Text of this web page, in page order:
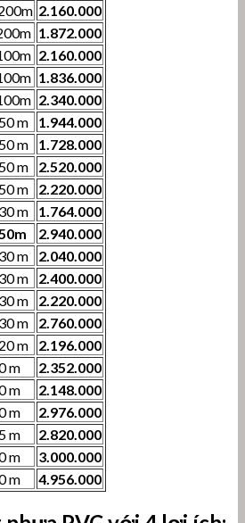
2.160.000
1.872.000
2.160.000
1.836.000
2.340.000
m
1.944.000
m
1.728.000
m
2.520.000
m
2.220.000
m
1.764.000
2.940.000
m
2.040.000
m
2.400.000
m
2.220.000
m
2.760.000
m
2.196.000
m
2.352.000
m
2.148.000
m
2.976.000
m
2.820.000
m
3.000.000
m 4.956.000